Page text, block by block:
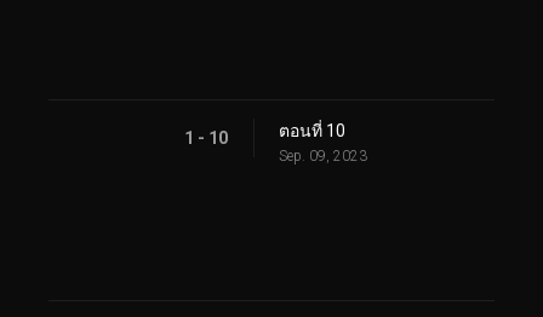
1 - 10 ตอนที่ 10
Sep. 09, 2023